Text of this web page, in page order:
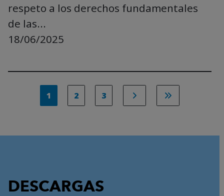
respeto a los derechos fundamentales
de las...
18/06/2025
ir a la página
1 ir a la página
2 ir a la página
3 siguienteúltimo
DESCARGAS